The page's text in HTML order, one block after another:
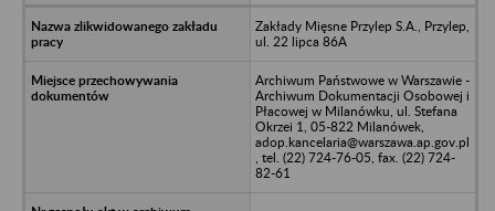
Zakłady Mięsne Przylep S.A., Przylep,
ul. 22 lipca 86A
Archiwum Państwowe w Warszawie -
Archiwum Dokumentacji Osobowej i
Płacowej w Milanówku, ul. Stefana
Okrzei 1, 05-822 Milanówek,
adop.kancelaria@warszawa.ap.gov.pl
, tel. (22) 724-76-05, fax. (22) 724-
82-61